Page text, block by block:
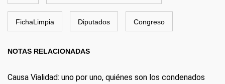
FichaLimpia Diputados Congreso
NOTAS RELACIONADAS
Causa Vialidad: uno por uno, quiénes son los condenados